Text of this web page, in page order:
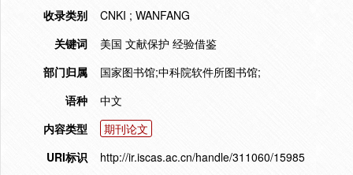
收录类别
CNKI ; WANFANG
关键词
美国 文献保护 经验借鉴
部门归属
国家图书馆;中科院软件所图书馆;
语种
中文
内容类型
期刊论文
URI标识
http://ir.iscas.ac.cn/handle/311060/15985